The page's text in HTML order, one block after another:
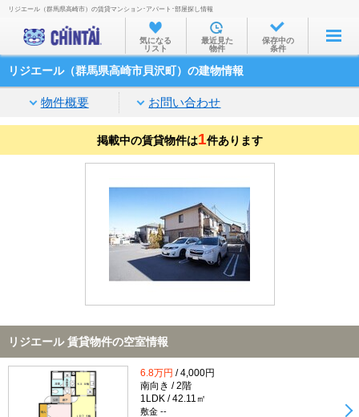
お部屋を探す
沿線・駅から
住所から
家賃相場から
通勤通学時間から
不動産会社から
TOP
リジエール（群馬県高崎市）の賃貸マンション･アパート･部屋探し情報
気になる
リスト
最近見た
物件
保存中の
条件
リジエール（群馬県高崎市貝沢町）の建物情報
物件概要 お問い合わせ
掲載中の賃貸物件は1件あります
リジエール 賃貸物件の空室情報
6.8万円 / 4,000円
南向き / 2階
1LDK / 42.11㎡
敷金 --